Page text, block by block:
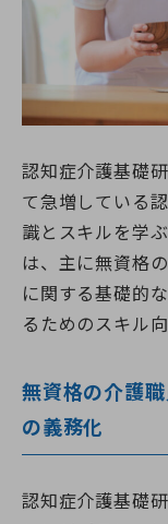
認知症介護基礎
て急増している
識とスキルを学
は、主に無資格
に関する基礎的
るためのスキル
無資格の介護
の義務化
認知症介護基礎